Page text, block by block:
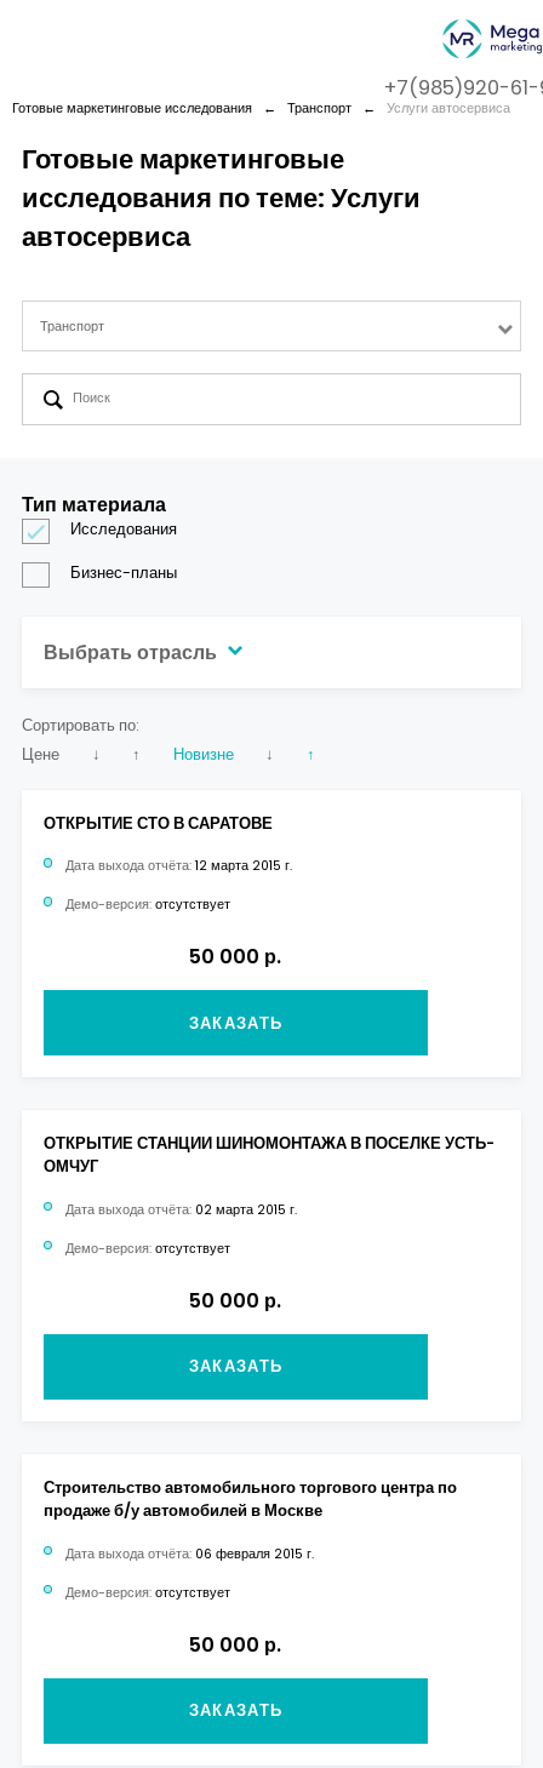
Company
Cases
Contact us
+7(985)920-
Готовые маркетинговые исследования ← Транспорт ← Услуги автосервиса
Готовые маркетинговые
исследования по теме: Услуги
автосервиса
Транспорт
Сортировать по:
Цене
↓ ↑ Новизне ↓ ↑
ОТКРЫТИЕ СТО В САРАТОВЕ
Дата выхода отчёта: 12 марта 2015 г.
Демо-версия: отсутствует
50 000 р.
ЗАКАЗАТЬ
ОТКРЫТИЕ СТАНЦИИ ШИНОМОНТАЖА В ПОСЕЛКЕ УСТЬ-
ОМЧУГ
Дата выхода отчёта: 02 марта 2015 г.
Демо-версия: отсутствует
50 000 р.
ЗАКАЗАТЬ
Строительство автомобильного торгового центра по
продаже б/у автомобилей в Москве
Дата выхода отчёта: 06 февраля 2015 г.
Демо-версия: отсутствует
50 000 р.
ЗАКАЗАТЬ
Тип материала
Исследования
Бизнес-планы
Выбрать отрасль